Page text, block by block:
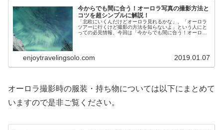
今からでも間に合う！オーロラ写真の撮影方法と
コツを超シンプルに解説！
「北欧にいくんだけどオーロラ見れるかな」、「オーロラ
ツアーに行くけど撮影の方法を知らないよ」という人にと
っての必見情報、今回は「今からでも間に合う！オーロラ
enjoytravelingsolo.com 2019.01.07
オーロラ撮影時の服装・持ち物については以下にまとめて
いますので是非ご覧ください。